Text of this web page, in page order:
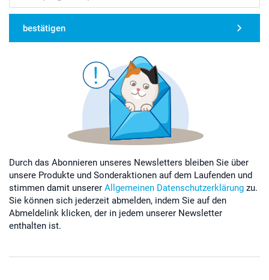
bestätigen
Durch das Abonnieren unseres Newsletters bleiben Sie über
unsere Produkte und Sonderaktionen auf dem Laufenden und
stimmen damit unserer Allgemeinen Datenschutzerklärung zu.
Sie können sich jederzeit abmelden, indem Sie auf den
Abmeldelink klicken, der in jedem unserer Newsletter
enthalten ist.